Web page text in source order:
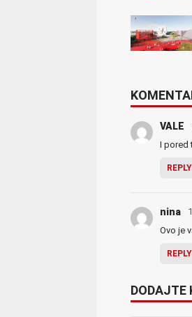
VALE
I pored
REPLY
nina
Ovo je
REPLY
DODAJTE